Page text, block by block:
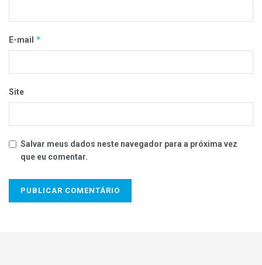
E-mail *
Site
Salvar meus dados neste navegador para a próxima vez
que eu comentar.